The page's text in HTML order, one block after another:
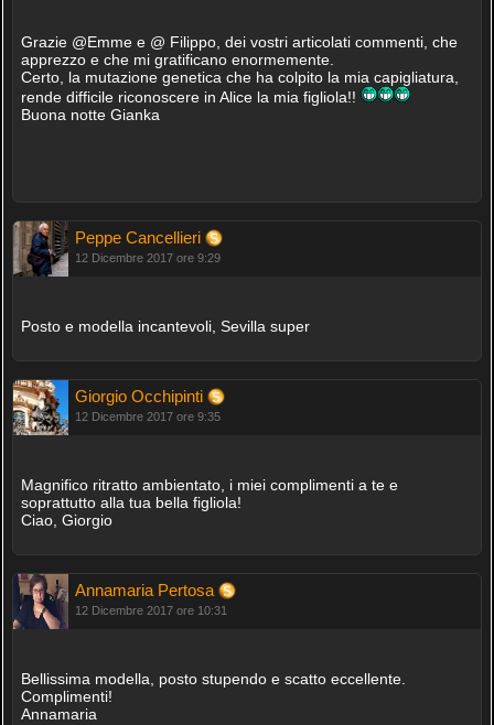
Grazie @Emme e @ Filippo, dei vostri articolati commenti, che
apprezzo e che mi gratificano enormemente.
Certo, la mutazione genetica che ha colpito la mia capigliatura,
rende difficile riconoscere in Alice la mia figliola!!
Buona notte Gianka
Peppe Cancellieri
12 Dicembre 2017 ore 9:29
Posto e modella incantevoli, Sevilla super
Giorgio Occhipinti
12 Dicembre 2017 ore 9:35
Magnifico ritratto ambientato, i miei complimenti a te e
soprattutto alla tua bella figliola!
Ciao, Giorgio
Annamaria Pertosa
12 Dicembre 2017 ore 10:31
Bellissima modella, posto stupendo e scatto eccellente.
Complimenti!
Annamaria